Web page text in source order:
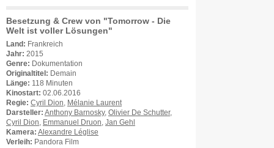
Besetzung & Crew von "Tomorrow - Die
Welt ist voller Lösungen"
Land: Frankreich
Jahr: 2015
Genre: Dokumentation
Originaltitel: Demain
Länge: 118 Minuten
Kinostart: 02.06.2016
Regie: Cyril Dion
Mélanie Laurent
Darsteller: Anthony Barnosky, Olivier De Schutter,
Cyril Dion
Emmanuel Druon Jan Gehl
Kamera: Alexandre Léglise
Verleih: Pandora Film